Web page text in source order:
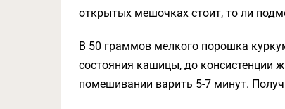
открытых мешочках стоит, то ли
В 50 граммов мелкого порошка
состояния кашицы, до консистенции
помешивании варить 5-7 минут.